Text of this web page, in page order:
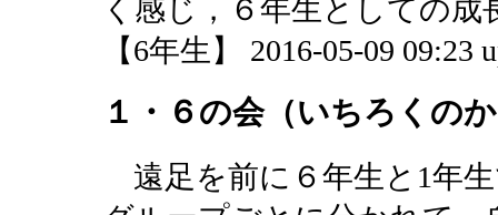
く感じ，６年生としての
【6年生】 2016-05-09 09:23
１・６の会（いちろくの
遠足を前に６年生と1年